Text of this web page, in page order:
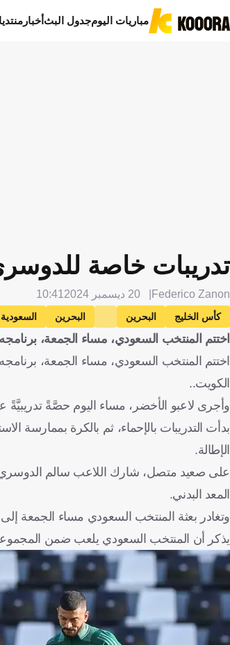
مباريات اليومجدول البثأخبار
تدريبات خاصة
Federico Zanon 20 ديسمبر 2024 10:41
كأس الخليج البحرين البحرين السعودية
اختتم المنتخب السعودي، مساء الجمعة،
الكويت..
وأجرى لاعبو الأخضر، مساء اليوم حصَّةً
بدأت التدريبات بالإحماء، ثم بالكرة
الإطالة.
على صعيد متصل، شارك اللاعب سالم
المعد البدني.
وتغادر بعثة المنتخب السعودي مساء الجمعة إلى دولة
يذكر أن المنتخب السعودي يلعب ضمن المجموعة